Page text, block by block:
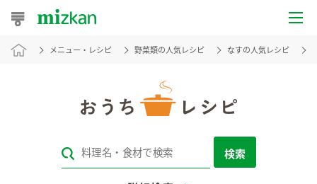
おうちレシピ
レシピカテゴリ一覧
メニュー・レシピ 野菜類の人気レシピ なすの人気レシピ
検索